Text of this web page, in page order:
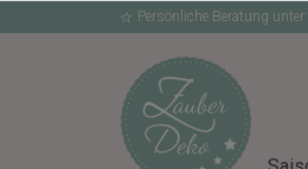
Persönliche Beratung